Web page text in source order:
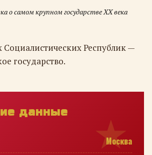
о самом крупном государстве XX века
Социалистических Республик —
государство.
данные
Москва